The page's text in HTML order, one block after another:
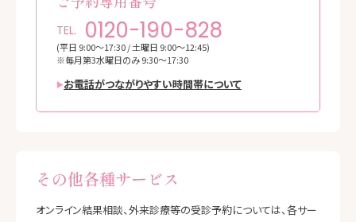
TEL. 0120-190-828
(平日 9:00～17:30 / 土曜日 9:00～12:45)
※毎月第3水曜日のみ 9:30～17:30
お電話がつながりやすい時間帯について
その他各種サービス
オンライン結果相談、外来診療等の受診予約については、各サー